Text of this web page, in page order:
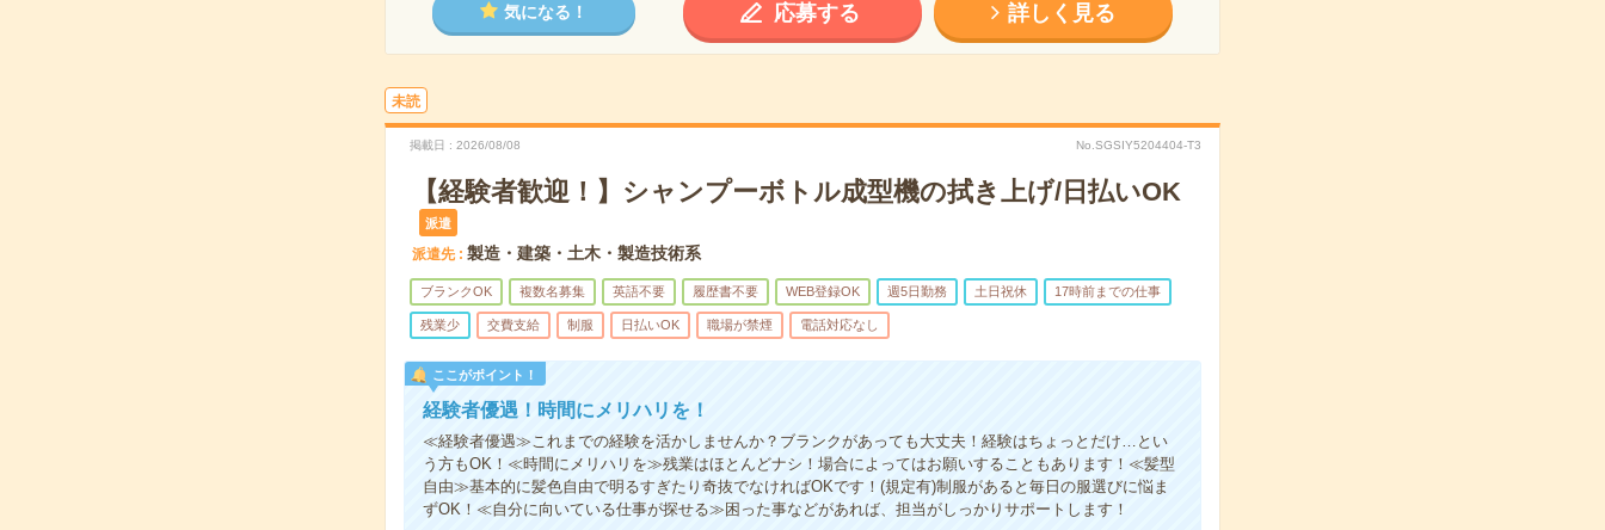
気になる！ 応募する 詳しく見る
未読
掲載日 2026/08/08 No.SGSIY5204404-T3
【経験者歓迎！】シャンプーボトル成型機の拭き上げ/日払いOK
派遣
派遣先 製造・建築・土木・製造技術系
ブランクOK 複数名募集 英語不要 履歴書不要 WEB登録OK 週5日勤務 土日祝休 17時前までの仕事
残業少 交費支給 制服 日払いOK 職場が禁煙 電話対応なし
ここがポイント！
経験者優遇！時間にメリハリを！
≪経験者優遇≫これまでの経験を活かしませんか？ブランクがあっても大丈夫！経験はちょっとだけ…とい
う方もOK！≪時間にメリハリを≫残業はほとんどナシ！場合によってはお願いすることもあります！≪髪型
自由≫基本的に髪色自由で明るすぎたり奇抜でなければOKです！(規定有)制服があると毎日の服選びに悩ま
ずOK！≪自分に向いている仕事が探せる≫困った事などがあれば、担当がしっかりサポートします！